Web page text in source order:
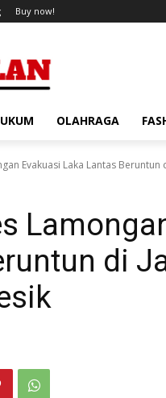
Buy now!
OLAHRAGA
Evakuasi Laka Lantas Beruntun
di